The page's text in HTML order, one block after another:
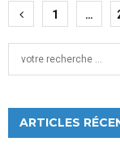
des
1 …
h
ARTICLES